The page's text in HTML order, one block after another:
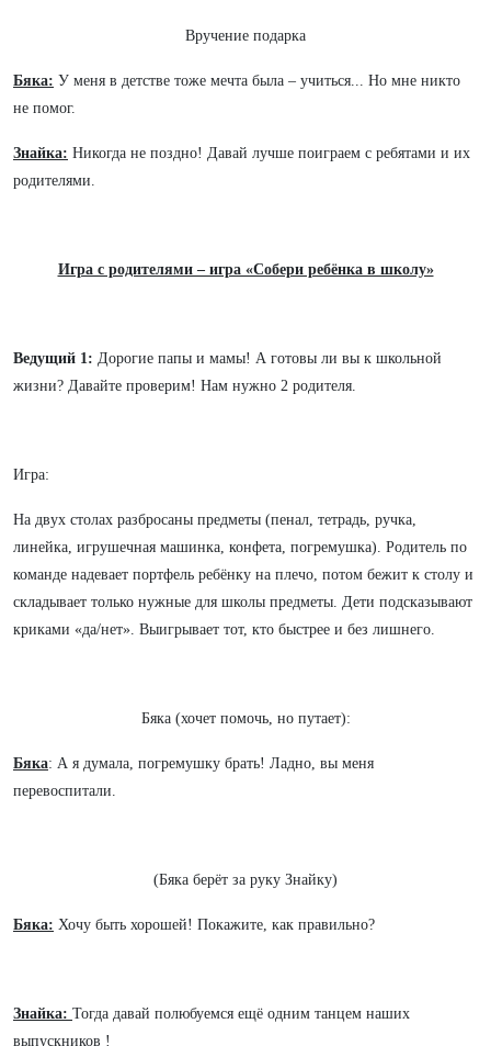
Вручение подарка
Бяка: У меня в детстве тоже мечта была – учиться... Но мне никто
не помог.
Знайка: Никогда не поздно! Давай лучше поиграем с ребятами и их
родителями.
Игра с родителями – игра «Собери ребёнка в школу»
Ведущий 1: Дорогие папы и мамы! А готовы ли вы к школьной
жизни? Давайте проверим! Нам нужно 2 родителя.
Игра:
На двух столах разбросаны предметы (пенал, тетрадь, ручка,
линейка, игрушечная машинка, конфета, погремушка). Родитель по
команде надевает портфель ребёнку на плечо, потом бежит к столу и
складывает только нужные для школы предметы. Дети подсказывают
криками «да/нет». Выигрывает тот, кто быстрее и без лишнего.
Бяка (хочет помочь, но путает):
Бяка: А я думала, погремушку брать! Ладно, вы меня
перевоспитали.
(Бяка берёт за руку Знайку)
Бяка: Хочу быть хорошей! Покажите, как правильно?
Знайка: Тогда давай полюбуемся ещё одним танцем наших
выпускников !